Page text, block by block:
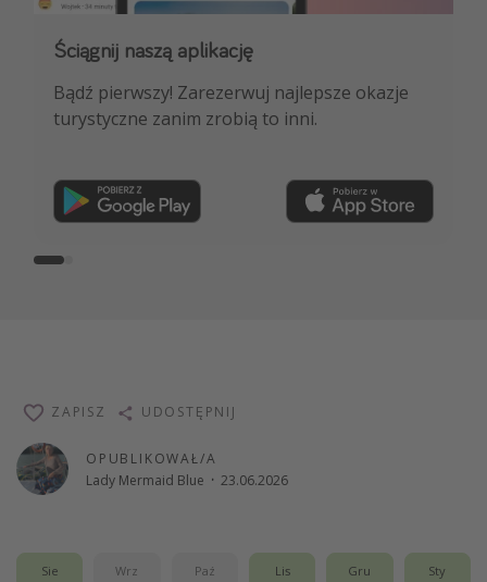
Ściągnij naszą aplikację
Bądź pierwszy! Zarezerwuj najlepsze okazje
turystyczne zanim zrobią to inni.
Dołącz do naszego kanału na WhatsApp
NAJLEPSZE oferty podróżnicze, porady
ekspertów i wiele więcej!
OPUBLIKOWAŁ/A
Lady Mermaid Blue · 23.06.2026
ZAPISZ UDOSTĘPNIJ
Sie Wrz Paź Lis Gru Sty